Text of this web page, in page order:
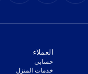
‫العملاء‬
‫حسابي‬
‫خدمات المنزل‬